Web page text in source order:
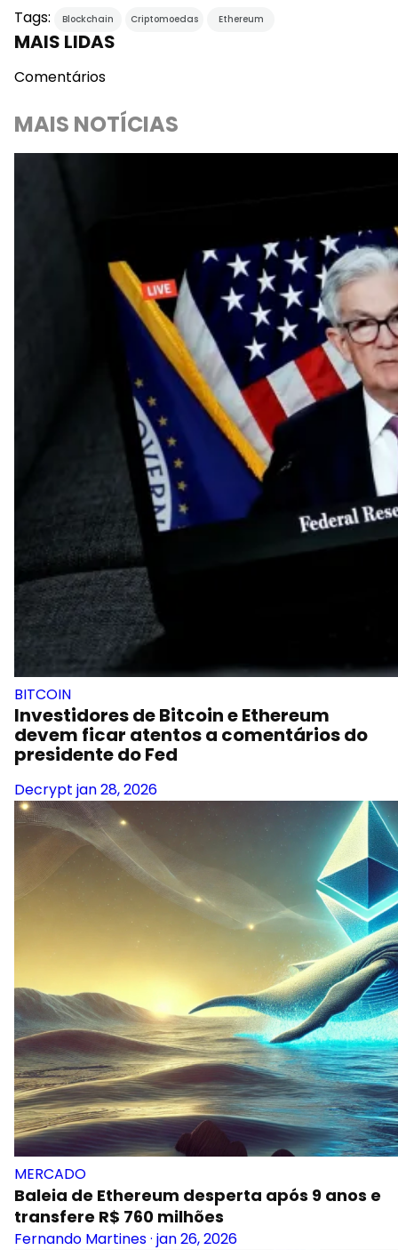
Tags: Blockchain Criptomoedas Ethereum
MAIS LIDAS
Comentários
MAIS NOTÍCIAS
BITCOIN
Investidores de Bitcoin e Ethereum
devem ficar atentos a comentários do
presidente do Fed
Decrypt jan 28, 2026
MERCADO
Baleia de Ethereum desperta após 9 anos e
transfere R$ 760 milhões
Fernando Martines· jan 26, 2026